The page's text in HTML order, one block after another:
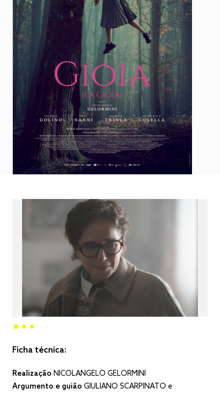
Ficha técnica:
Realização NICOLANGELO GELORMINI
Argumento e guião GIULIANO SCARPINATO e